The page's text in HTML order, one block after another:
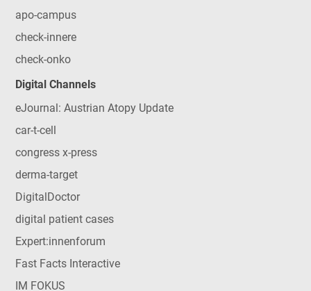
apo-campus
check-innere
check-onko
Digital Channels
eJournal: Austrian Atopy Update
car-t-cell
congress x-press
derma-target
DigitalDoctor
digital patient cases
Expert:innenforum
Fast Facts Interactive
IM FOKUS